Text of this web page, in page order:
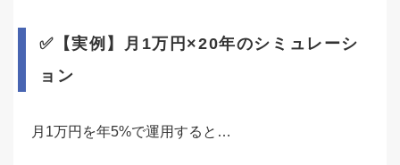
✅【実例】月1万円×20年のシミュレーシ
ョン
月1万円を年5%で運用すると…